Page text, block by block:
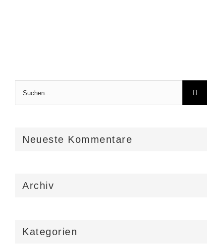
nach:
Neueste Kommentare
Archiv
Kategorien